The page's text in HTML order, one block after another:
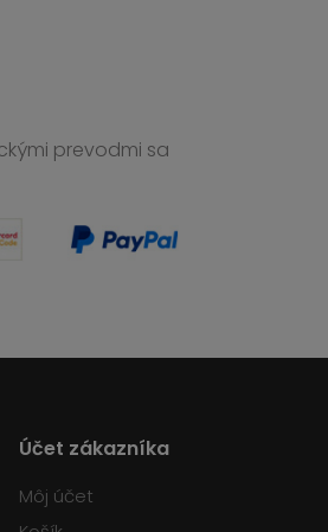
prevodmi sa
Účet zákazníka
Môj účet